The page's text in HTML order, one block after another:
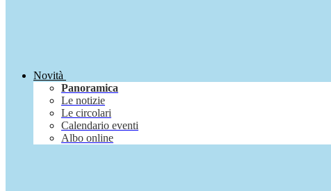
Novità
Panoramica
Le notizie
Le circolari
Calendario eventi
Albo online